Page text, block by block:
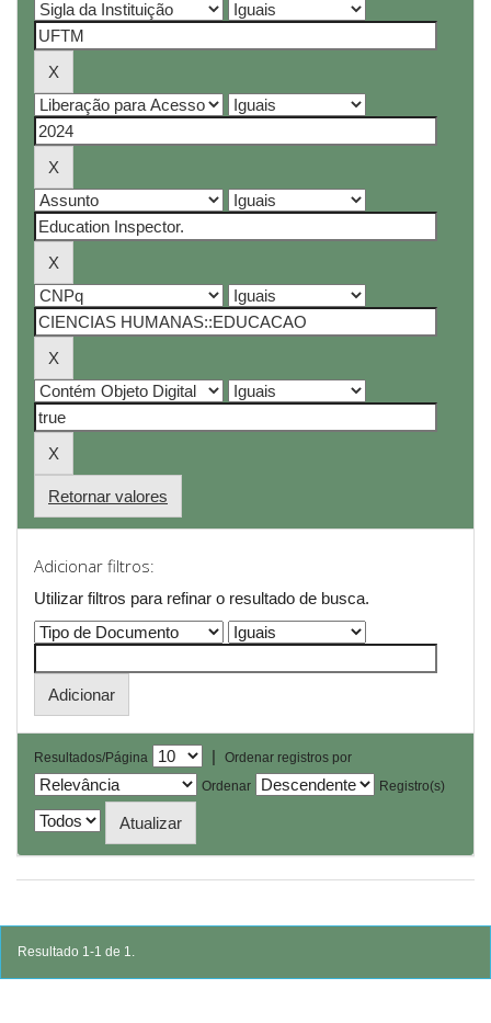
Retornar valores
Adicionar filtros:
Utilizar filtros para refinar o resultado de busca.
Resultados/Página |
Ordenar registros por
Ordenar
Registro(s)
Resultado 1-1 de 1.